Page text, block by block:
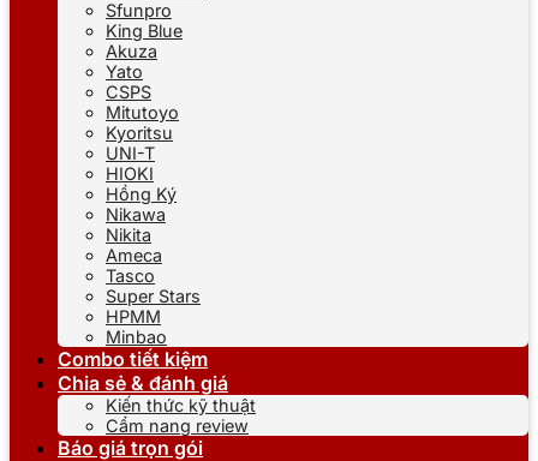
Sfunpro
King Blue
Akuza
Yato
CSPS
Mitutoyo
Kyoritsu
UNI-T
HIOKI
Hồng Ký
Nikawa
Nikita
Ameca
Tasco
Super Stars
HPMM
Minbao
Combo tiết kiệm
Chia sẻ & đánh giá
Kiến thức kỹ thuật
Cẩm nang review
Báo giá trọn gói